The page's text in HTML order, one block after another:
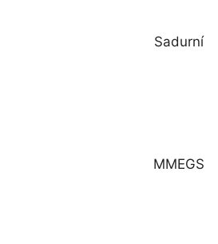
Sadurní
MMEGS